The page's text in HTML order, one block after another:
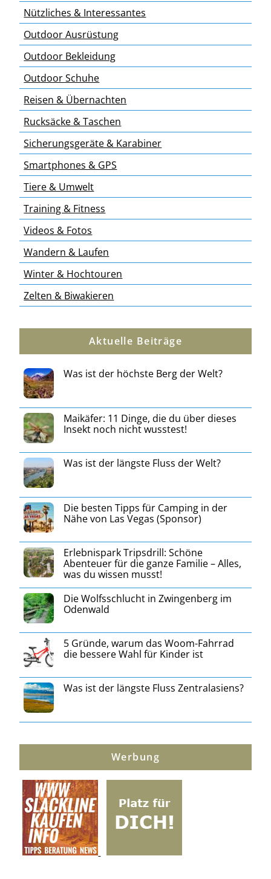
Nützliches & Interessantes
Outdoor Ausrüstung
Outdoor Bekleidung
Outdoor Schuhe
Reisen & Übernachten
Rucksäcke & Taschen
Sicherungsgeräte & Karabiner
Smartphones & GPS
Tiere & Umwelt
Training & Fitness
Videos & Fotos
Wandern & Laufen
Winter & Hochtouren
Zelten & Biwakieren
Aktuelle Beiträge
Was ist der höchste Berg der Welt?
Maikäfer: 11 Dinge, die du über dieses
Insekt noch nicht wusstest!
Was ist der längste Fluss der Welt?
Die besten Tipps für Camping in der
Nähe von Las Vegas (Sponsor)
Erlebnispark Tripsdrill: Schöne
Abenteuer für die ganze Familie – Alles,
was du wissen musst!
Die Wolfsschlucht in Zwingenberg im
Odenwald
5 Gründe, warum das Woom-Fahrrad
die bessere Wahl für Kinder ist
Was ist der längste Fluss Zentralasiens?
Werbung